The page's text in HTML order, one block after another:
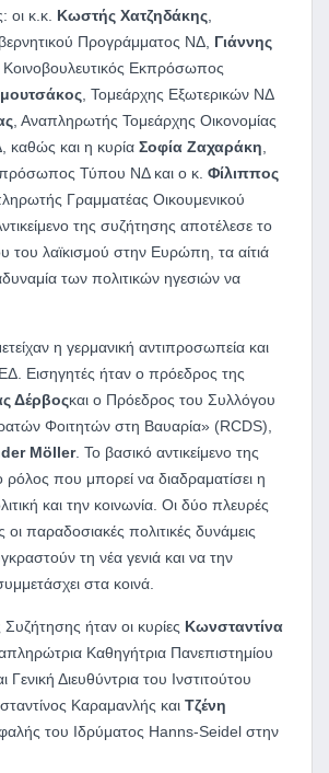
οι κ.κ. Κωστής Χατζηδάκης,
Προγράμματος ΝΔ, Γιάννης
Κοινοβουλευτικός Εκπρόσωπος
, Τομεάρχης Εξωτερικών ΝΔ
, Αναπληρωτής Τομεάρχης Οικονομίας
καθώς και η κυρία Σοφία Ζαχαράκη,
Τύπου ΝΔ και ο κ. Φίλιππος
Γραμματέας Οικουμενικού
της συζήτησης αποτέλεσε το
του λαϊκισμού στην Ευρώπη, τα αίτιά
των πολιτικών ηγεσιών να
η γερμανική αντιπροσωπεία και
Εισηγητές ήταν ο πρόεδρος της
Δέρβοςκαι ο Πρόεδρος του Συλλόγου
Φοιτητών στη Βαυαρία» (RCDS),
Möller. Το βασικό αντικείμενο της
που μπορεί να διαδραματίσει η
και την κοινωνία. Οι δύο πλευρές
παραδοσιακές πολιτικές δυνάμεις
τη νέα γενιά και να την
στα κοινά.
Συζήτησης ήταν οι κυρίες Κωνσταντίνα
Καθηγήτρια Πανεπιστημίου
Διευθύντρια του Ινστιτούτου
Καραμανλής και Τζένη
του Ιδρύματος Hanns-Seidel στην